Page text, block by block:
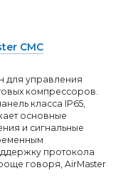
CMC
для управления
компрессоров.
класса IP65,
основные
и сигнальные
протокола
говоря, AirMaster